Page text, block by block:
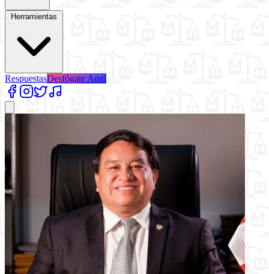
RespuestasDesfógate Aquí